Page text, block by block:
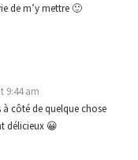
de m’y mettre 🙂
9:44 am
à côté de quelque chose
délicieux 😀